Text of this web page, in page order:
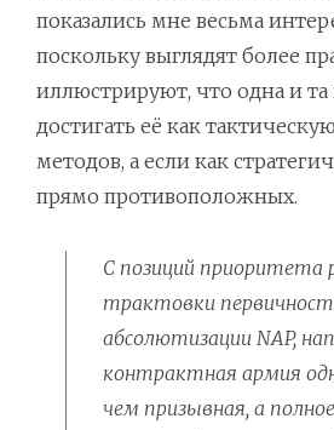
показались мне весьма
поскольку выглядят более
иллюстрируют, что одна и та
достигать её как
методов, а если как
прямо противоположных.
С позиций приоритета
трактовки
абсолютизации NAP,
контрактная армия
чем призывная, а